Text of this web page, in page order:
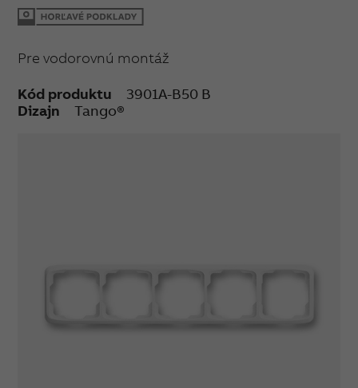
Pre vodorovnú montáž
Kód produktu
3901A-B50 B
Dizajn
Tango®